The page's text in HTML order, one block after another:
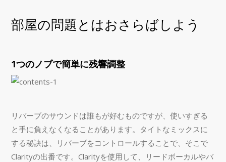
部屋の問題とはおさらばしよう
1つのノブで簡単に残響調整
リバーブのサウンドは誰もが好むものですが、使いすぎる
と手に負えなくなることがあります。タイトなミックスに
する秘訣は、リバーブをコントロールすることで、そこで
Clarityの出番です。Clarityを使用して、リードボーカルやバ